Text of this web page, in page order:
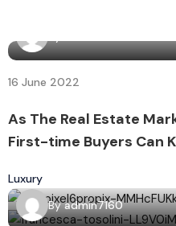
16 June 2022
As The Real Estate
First-time Buyers Can
Luxury
Byadmin7160